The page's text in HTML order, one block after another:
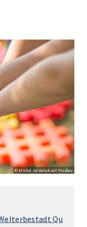
© Michal Jarmoluk auf Pixabay
Qu